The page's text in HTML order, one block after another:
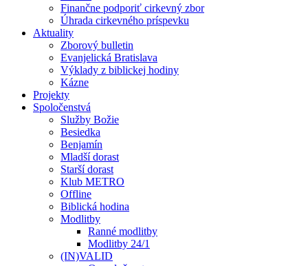
Finančne podporiť cirkevný zbor
Úhrada cirkevného príspevku
Aktuality
Zborový bulletin
Evanjelická Bratislava
Výklady z biblickej hodiny
Kázne
Projekty
Spoločenstvá
Služby Božie
Besiedka
Benjamín
Mladší dorast
Starší dorast
Klub METRO
Offline
Biblická hodina
Modlitby
Ranné modlitby
Modlitby 24/1
(IN)VALID